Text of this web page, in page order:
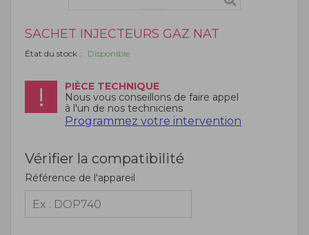
SACHET INJECTEURS GAZ NAT
État du stock : Disponible
PIÈCE TECHNIQUE
Nous vous conseillons de faire appel
à l'un de nos techniciens
Programmez votre intervention
Vérifier la compatibilité
Référence de l'appareil